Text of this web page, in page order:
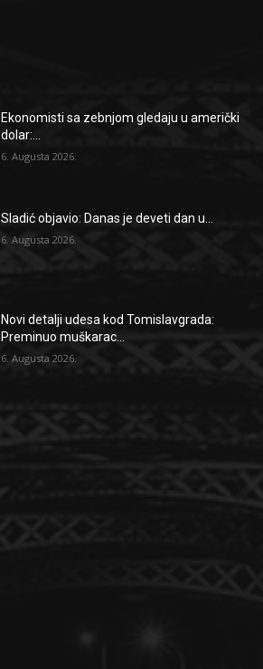
Ekonomisti sa zebnjom gledaju u američki
dolar:...
6. Augusta 2026.
Sladić objavio: Danas je deveti dan u...
6. Augusta 2026.
Novi detalji udesa kod Tomislavgrada:
Preminuo muškarac...
6. Augusta 2026.